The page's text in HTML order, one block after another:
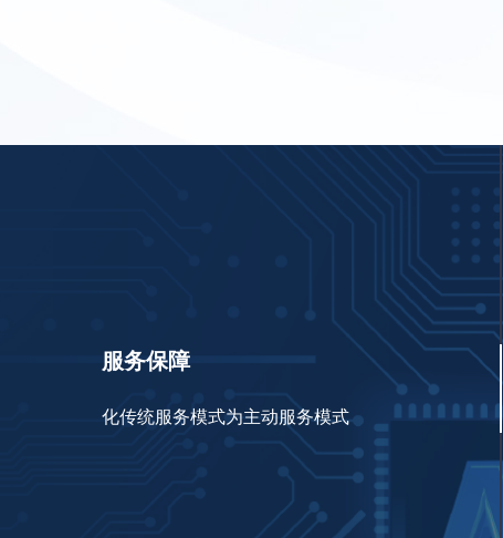
服务保障
化传统服务模式为主动服务模式